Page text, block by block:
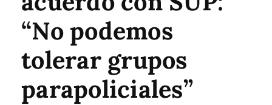
“No podemos
tolerar grupos
parapoliciales”